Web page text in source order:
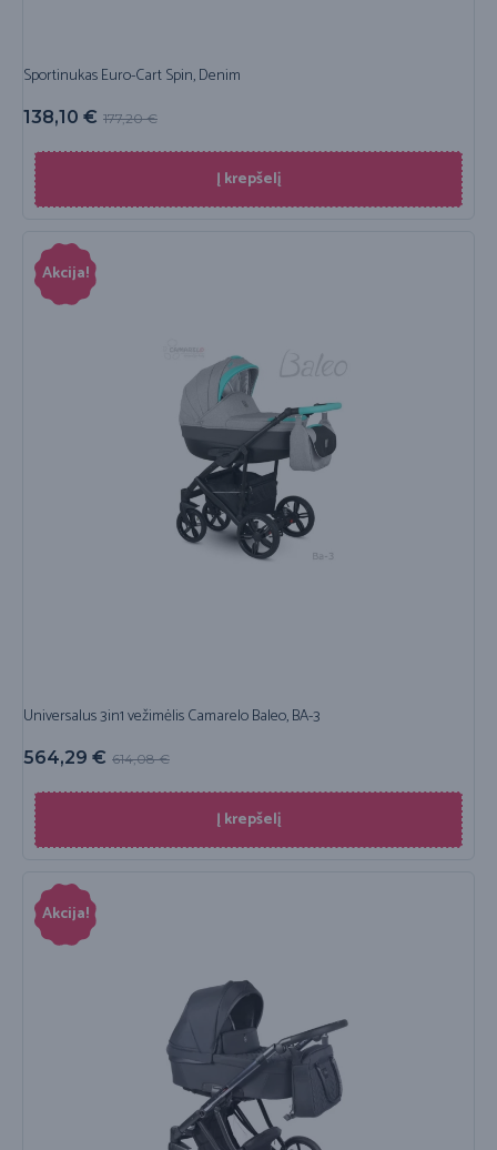
Sportinukas Euro-Cart Spin, Denim
177,20€
138,10 €
Į krepšelį
Akcija!
Universalus 3in1 vežimėlis Camarelo Baleo, BA-3
614,08€
564,29 €
Į krepšelį
Akcija!